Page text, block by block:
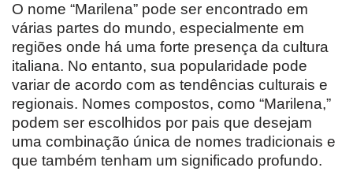
O nome “Marilena” pode ser encontrado em
várias partes do mundo, especialmente em
regiões onde há uma forte presença da cultura
italiana. No entanto, sua popularidade pode
variar de acordo com as tendências culturais e
regionais. Nomes compostos, como “Marilena,”
podem ser escolhidos por pais que desejam
uma combinação única de nomes tradicionais e
que também tenham um significado profundo.